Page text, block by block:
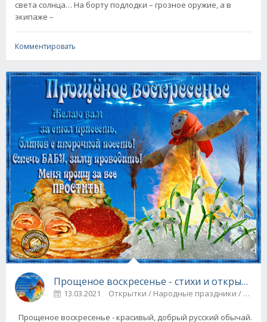
света солнца… На борту подлодки – грозное оружие, а в
экипаже –
Комментировать
Прощеное воскресенье - стихи и открытки
13.03.2021 Открытки /
Прощеное воскресенье - красивый, добрый русский обычай.